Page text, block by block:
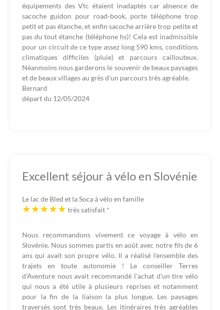
équipements des Vtc étaient inadaptés car absence de
sacoche guidon pour road-book, porte téléphone trop
petit et pas étanche, et enfin sacoche arrière trop petite et
pas du tout étanche (téléphone hs)! Cela est inadmissible
pour un circuit de ce type assez long 590 kms, conditions
climatiques difficiles (pluie) et parcours caillouteux.
Néanmoins nous garderons le souvenir de beaux paysages
et de beaux villages au grès d'un parcours très agréable.
Bernard
départ du 12/05/2024
Excellent séjour à vélo en Slovénie
Le lac de Bled et la Soca à vélo en famille
très satisfait *
Nous recommandons vivement ce voyage à vélo en
Slovénie. Nous sommes partis en août avec notre fils de 6
ans qui avait son propre vélo. Il a réalisé l'ensemble des
trajets en toute autonomie ! Le conseiller Terres
d'Aventure nous avait recommandé l'achat d'un tire vélo
qui nous a été utile à plusieurs reprises et notamment
pour la fin de la liaison la plus longue. Les paysages
traversés sont très beaux. Les itinéraires très agréables